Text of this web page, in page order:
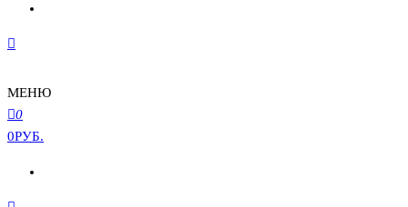
МЕНЮ
0
0РУБ.